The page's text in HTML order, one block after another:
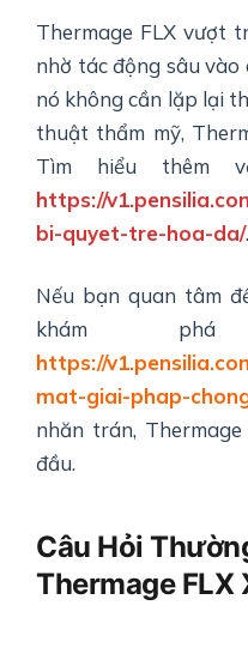
Thermage FLX vượt
nhờ tác động sâu vào
nó không cần lặp lại
thuật thẩm mỹ,
Tìm hiểu thêm
https://
bi-quyet-tre-hoa-da/.
Nếu bạn quan tâm
khám
https://
mat-giai-phap-
nhăn trán,
đầu.
Câu Hỏi
Thermage FLX